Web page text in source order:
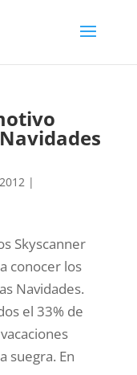
|
Skyscanner
conocer los
Navidades.
el 33% de
suegra. En